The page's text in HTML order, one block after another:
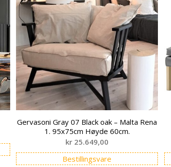
Gervasoni Gray 07 Black oak – Malta Rena
1. 95x75cm Høyde 60cm.
kr 25.649,00
Bestillingsvare